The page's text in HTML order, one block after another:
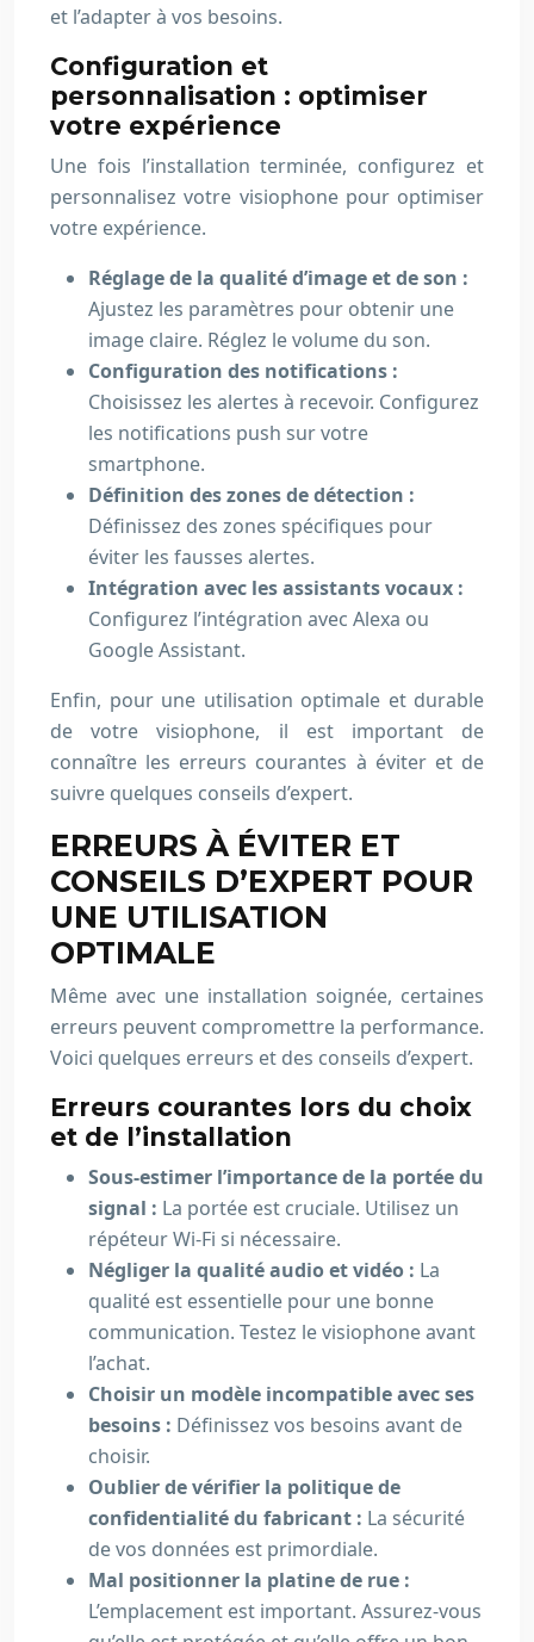
et l’adapter à vos besoins.
Configuration et
personnalisation : optimiser
votre expérience
Une fois l’installation terminée, configurez et
personnalisez votre visiophone pour optimiser
votre expérience.
Réglage de la qualité d’image et de son :
Ajustez les paramètres pour obtenir une
image claire. Réglez le volume du son.
Configuration des notifications :
Choisissez les alertes à recevoir. Configurez
les notifications push sur votre
smartphone.
Définition des zones de détection :
Définissez des zones spécifiques pour
éviter les fausses alertes.
Intégration avec les assistants vocaux :
Configurez l’intégration avec Alexa ou
Google Assistant.
Enfin, pour une utilisation optimale et durable
de votre visiophone, il est important de
connaître les erreurs courantes à éviter et de
suivre quelques conseils d’expert.
ERREURS À ÉVITER ET
CONSEILS D’EXPERT POUR
UNE UTILISATION
OPTIMALE
Même avec une installation soignée, certaines
erreurs peuvent compromettre la performance.
Voici quelques erreurs et des conseils d’expert.
Erreurs courantes lors du choix
et de l’installation
Sous-estimer l’importance de la portée du
signal : La portée est cruciale. Utilisez un
répéteur Wi-Fi si nécessaire.
Négliger la qualité audio et vidéo : La
qualité est essentielle pour une bonne
communication. Testez le visiophone avant
l’achat.
Choisir un modèle incompatible avec ses
besoins : Définissez vos besoins avant de
choisir.
Oublier de vérifier la politique de
confidentialité du fabricant : La sécurité
de vos données est primordiale.
Mal positionner la platine de rue :
L’emplacement est important. Assurez-vous